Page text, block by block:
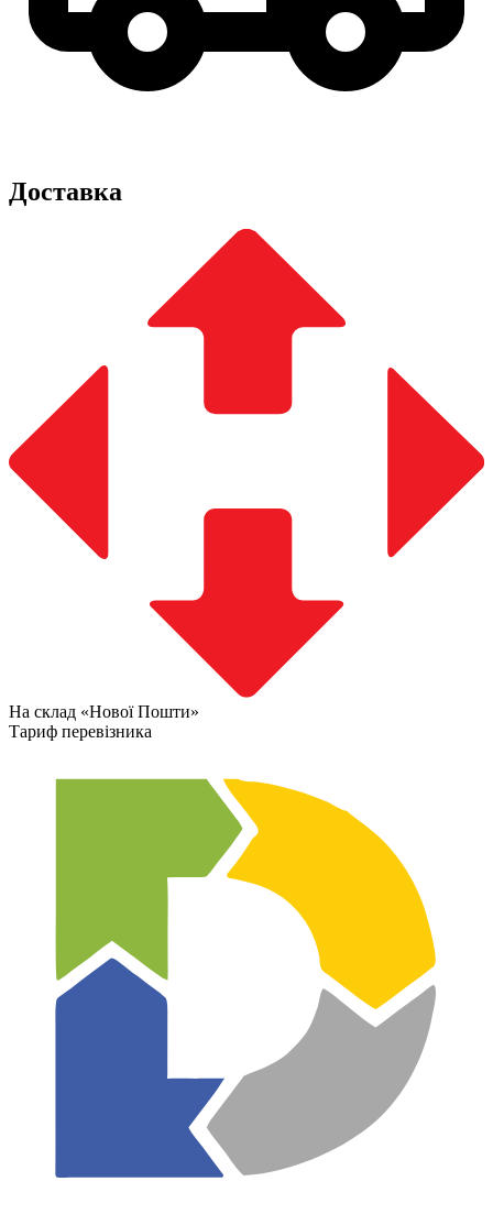
Доставка
На склад «Нової Пошти»
Тариф перевізника